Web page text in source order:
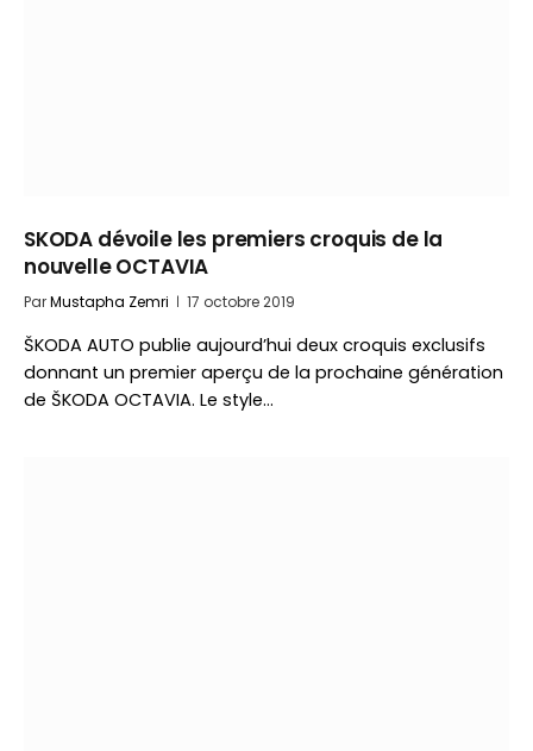
SKODA dévoile les premiers croquis de la
nouvelle OCTAVIA
ParMustapha Zemri 17 octobre 2019
ŠKODA AUTO publie aujourd’hui deux croquis exclusifs
donnant un premier aperçu de la prochaine génération
de ŠKODA OCTAVIA. Le style…